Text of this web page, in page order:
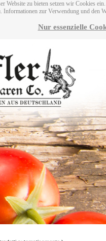
Website zu bieten setzen wir Cookies
Informationen zur Verwendung und den
Nur essenzielle